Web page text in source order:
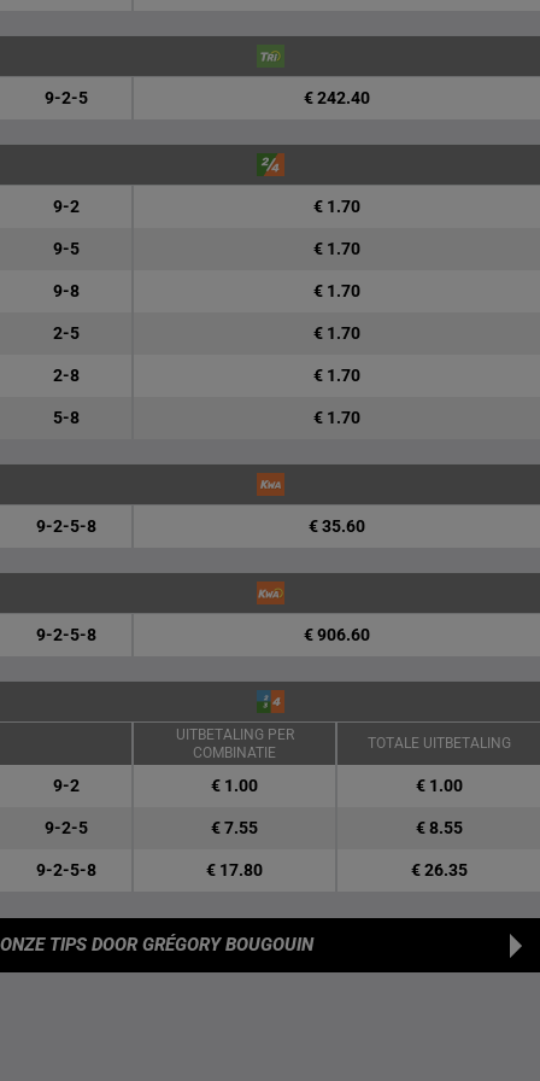
9-2-5 € 242.40
9-2 € 1.70
9-5 € 1.70
9-8 € 1.70
2-5 € 1.70
2-8 € 1.70
5-8 € 1.70
9-2-5-8 € 35.60
9-2-5-8 € 906.60
UITBETALING PER
COMBINATIE
TOTALE UITBETALING
9-2 € 1.00 € 1.00
9-2-5 € 7.55 € 8.55
9-2-5-8 € 17.80 € 26.35
ONZE TIPS DOOR GRÉGORY BOUGOUIN